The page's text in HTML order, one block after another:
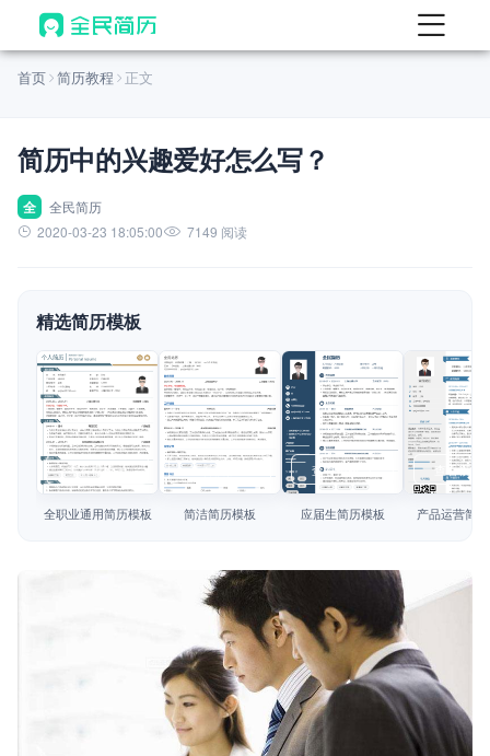
首页
AI 生成简历
AI 优化简历
AI 翻译简历
AI 模拟面试
面试自我介绍
AI 职场工具 New
简历模板
简历教程
首页 简历教程 正文
简历中的兴趣爱好怎么写？
全
全民简历
2020-03-23 18:05:00
7149 阅读
精选简历模板
查看模板
全职业通用简历模板
查看模板
简洁简历模板
查看模板
应届生简历模板
查看模板
产品运营简